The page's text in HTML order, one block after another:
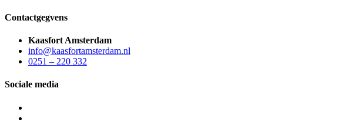
Contactgegvens
Kaasfort Amsterdam
info@kaasfortamsterdam.nl
0251 – 220 332
Sociale media